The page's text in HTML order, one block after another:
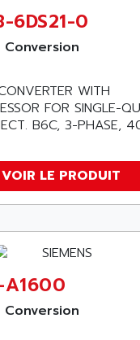
600
SMC 35
SYSTEMS
6DS21-0
WITH
FOR SINGLE-
B6C, 3-PHASE,
VOIR LE PRODUIT